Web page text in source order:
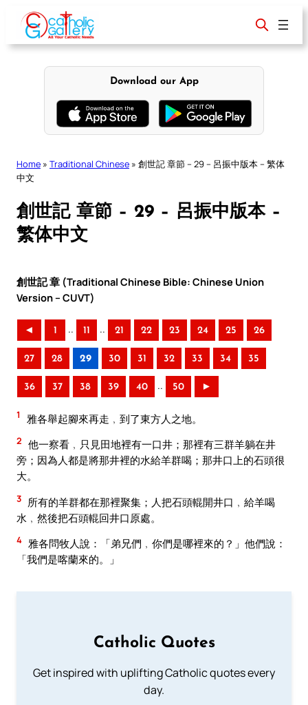
content
Download our App
Home » Traditional Chinese » 創世記 章節 – 29 – 呂振中版本 – 繁体
中文
創世記 章節 – 29 – 呂振中版本 –
繁体中文
創世記 章 (Traditional Chinese Bible: Chinese Union
Version – CUVT)
◄ 1 .. 11 .. 21 22 23 24 25 26
27 28 29 30 31 32 33 34 35
36 37 38 39 40 .. 50 ►
1 雅各舉起腳來再走﹐到了東方人之地。
2 他一察看﹐只見田地裡有一口井；那裡有三群羊躺在井
旁；因為人都是將那井裡的水給羊群喝；那井口上的石頭很
大。
3
所有的羊群都在那裡聚集；人把石頭輥開井口﹐給羊喝
水﹐然後把石頭輥回井口原處。
4 雅各問牧人說：「弟兄們﹐你們是哪裡來的？」他們說：
「我們是喀蘭來的。」
Catholic Quotes
Get inspired with uplifting Catholic quotes every
day.